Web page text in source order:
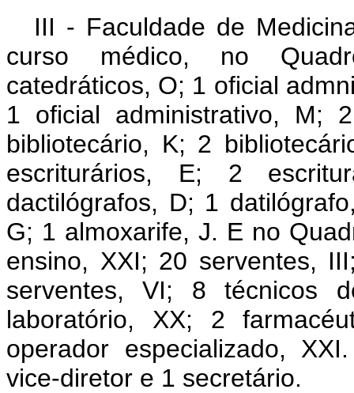
III - Faculdade de
curso médico, no
catedráticos, O; 1 oficial
1 oficial administrativo, M;
bibliotecário, K; 2
escriturários, E; 2
dactilógrafos, D; 1
G; 1 almoxarife, J. E no
ensino, XXI; 20 serventes,
serventes, VI; 8 técnicos
laboratório, XX; 2
operador especializado,
vice-diretor e 1 secretário.